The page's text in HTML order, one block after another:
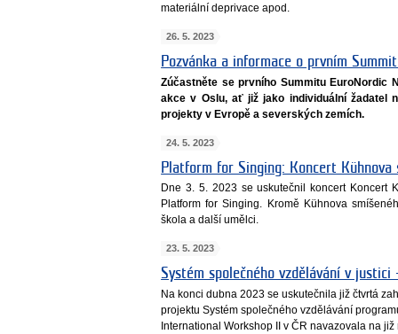
materiální deprivace apod.
26. 5. 2023
Pozvánka a informace o prvním
Zúčastněte se prvního Summitu EuroNordic
akce v Oslu, ať již jako individuální žadatel
projekty v Evropě a severských zemích.
24. 5. 2023
Platform for Singing: Koncert Kühnova
Dne 3. 5. 2023 se uskutečnil koncert Koncert
Platform for Singing. Kromě Kühnova
škola a další umělci.
23. 5. 2023
Systém společného vzdělávání v
Na konci dubna 2023 se uskutečnila již čtvrtá
projektu Systém společného vzdělávání
International Workshop II v ČR navazovala na